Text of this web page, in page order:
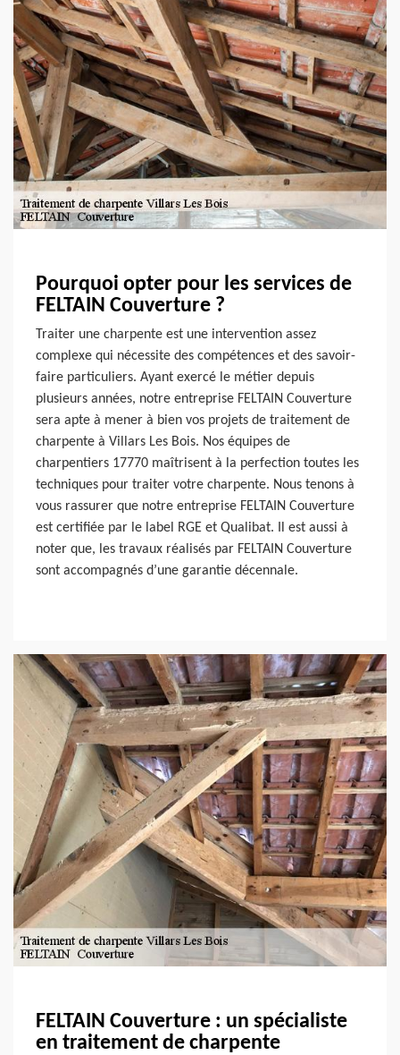
Pourquoi opter pour les services de
FELTAIN Couverture ?
Traiter une charpente est une intervention assez
complexe qui nécessite des compétences et des savoir-
faire particuliers. Ayant exercé le métier depuis
plusieurs années, notre entreprise FELTAIN Couverture
sera apte à mener à bien vos projets de traitement de
charpente à Villars Les Bois. Nos équipes de
charpentiers 17770 maîtrisent à la perfection toutes les
techniques pour traiter votre charpente. Nous tenons à
vous rassurer que notre entreprise FELTAIN Couverture
est certifiée par le label RGE et Qualibat. Il est aussi à
noter que, les travaux réalisés par FELTAIN Couverture
sont accompagnés d’une garantie décennale.
FELTAIN Couverture : un spécialiste
en traitement de charpente